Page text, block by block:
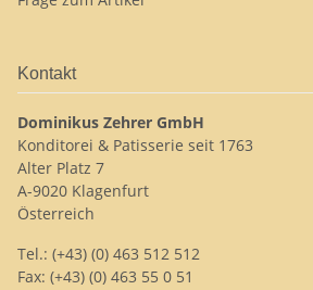
Kontakt
Dominikus Zehrer GmbH
Konditorei & Patisserie seit 1763
Alter Platz 7
A-9020 Klagenfurt
Österreich
Tel.: (+43) (0) 463 512 512
Fax: (+43) (0) 463 55 0 51